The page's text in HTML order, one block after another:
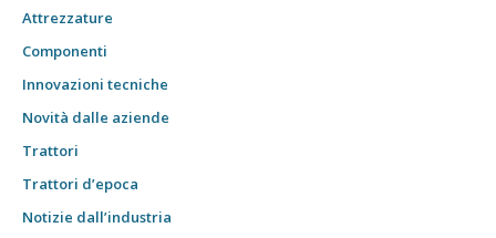
Attrezzature
Componenti
Innovazioni tecniche
Novità dalle aziende
Trattori
Trattori d’epoca
Notizie dall’industria